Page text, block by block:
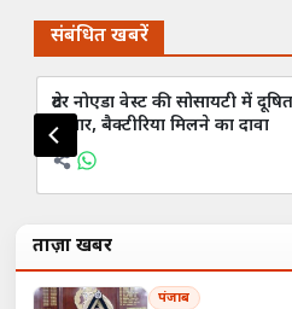
संबंधित खबरें
ग्रेटर नोएडा वेस्ट की सोसायटी में
बीमार, बैक्टीरिया मिलने का दावा
ताज़ा खबरें
पंजाब